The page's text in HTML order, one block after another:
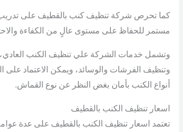
كما تحرص شركة تنظيف كنب بالقطيف على
مستمر للحفاظ على مستوى عالٍ من الكفاءة
وتشمل خدمات الشركة علي تنظيف الكنب العادي،
وتنظيف الفرشات والوسائد، ويمكن الاعتماد على
أنواع الكنب بأمان بغض النظر عن نوع القماش.
اسعار تنظيف الكنب بالقطيف
تعتمد اسعار تنظيف الكنب بالقطيف على عدة